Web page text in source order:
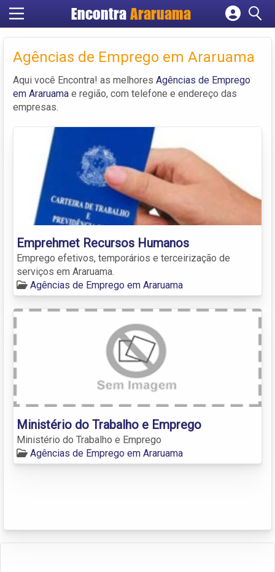
EncontraAraruama
Cadastrar empresa
Criar conta
Agências de Emprego em Araruama
Aqui você Encontra! as melhores Agências de Emprego
em Araruama e região, com telefone e endereço das
empresas.
Emprehmet Recursos Humanos
Emprego efetivos, temporários e terceirização de
serviços em Araruama.
Agências de Emprego em Araruama
Ministério do Trabalho e Emprego
Ministério do Trabalho e Emprego
Agências de Emprego em Araruama